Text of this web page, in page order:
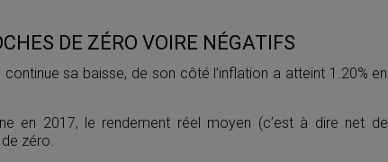
DE ZÉRO VOIRE NÉGATIFS
sa baisse, de son côté l’inflation a atteint 1.20% en
en 2017, le rendement réel moyen (c’est à dire net de
zéro.